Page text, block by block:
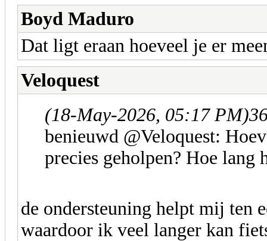
Boyd Maduro
Dat ligt eraan hoeveel je er
Veloquest
(18-May-2026, 05:17 PM)
benieuwd @Veloquest:
precies geholpen? Hoe lang
de ondersteuning helpt mij ten
waardoor ik veel langer kan